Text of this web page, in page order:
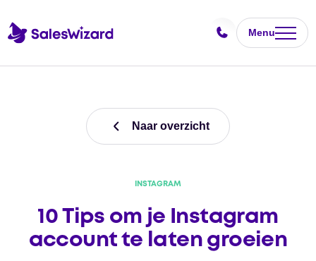
Menu
Naar overzicht
INSTAGRAM
10 Tips om je Instagram
account te laten groeien